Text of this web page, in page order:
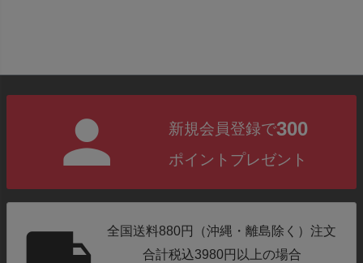
新規会員登録で300
ポイントプレゼント
全国送料880円（沖縄・離島除く）注文
合計税込3980円以上の場合